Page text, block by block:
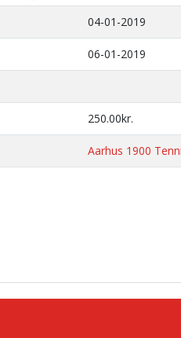
04-01-2019
06-01-2019
250.00kr.
Aarhus 1900